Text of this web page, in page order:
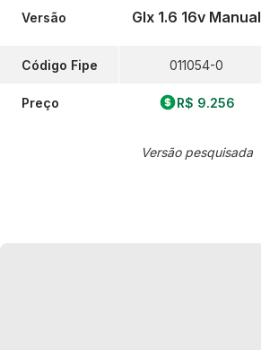
Versão
Código Fipe
Preço
Glx 1.6 16v Manual
011054-0
R$ 9.256
Versão pesquisada